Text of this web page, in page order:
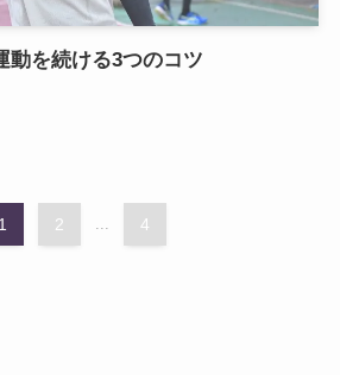
動を続ける3つのコツ
1 2 ... 4